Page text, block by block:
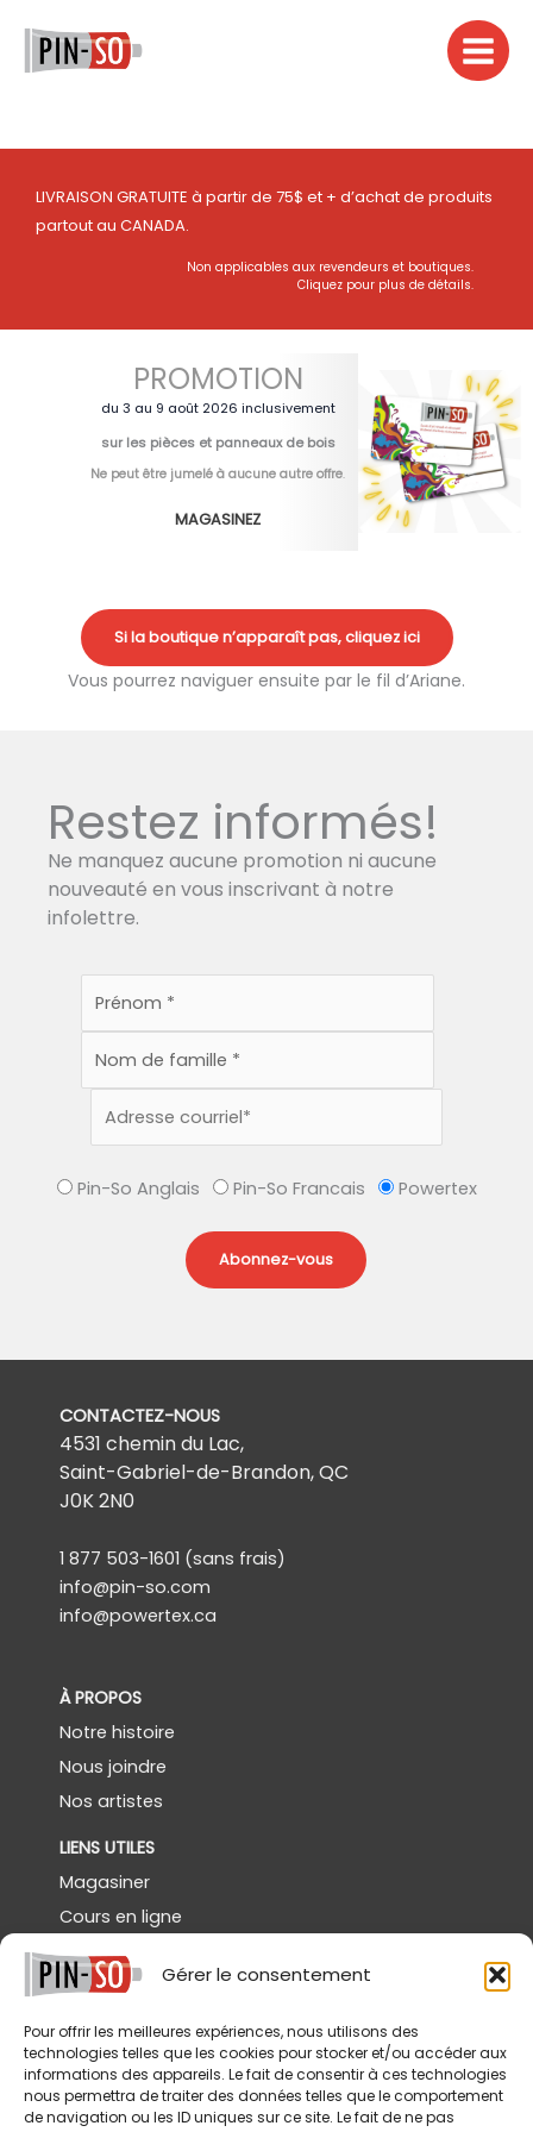
Gérer le consentement
Pour offrir les meilleures expériences, nous utilisons des
technologies telles que les cookies pour stocker et/ou accéder aux
informations des appareils. Le fait de consentir à ces technologies
nous permettra de traiter des données telles que le comportement
de navigation ou les ID uniques sur ce site. Le fait de ne pas
contenu
LIVRAISON GRATUITE à partir de 75$ et + d’achat de produits
partout au CANADA.
Non applicables aux revendeurs et boutiques.
Cliquez pour plus de détails.
PROMOTION
du 3 au 9 août 2026 inclusivement
sur les pièces et panneaux de bois
Ne peut être jumelé à aucune autre offre.
MAGASINEZ
Si la boutique n’apparaît pas, cliquez ici
Vous pourrez naviguer ensuite par le fil d’Ariane.
Restez informés!
Ne manquez aucune promotion ni aucune
nouveauté en vous inscrivant à notre
infolettre.
Pin-So Anglais Pin-So Francais Powertex
CONTACTEZ-NOUS
4531 chemin du Lac,
Saint-Gabriel-de-Brandon, QC
J0K 2N0
1 877 503-1601 (sans frais)
info@pin-so.com
info@powertex.ca
À PROPOS
Notre histoire
Nous joindre
Nos artistes
LIENS UTILES
Magasiner
Cours en ligne
Démos gratuites
Powertex Canada
SERVICES
Livraison